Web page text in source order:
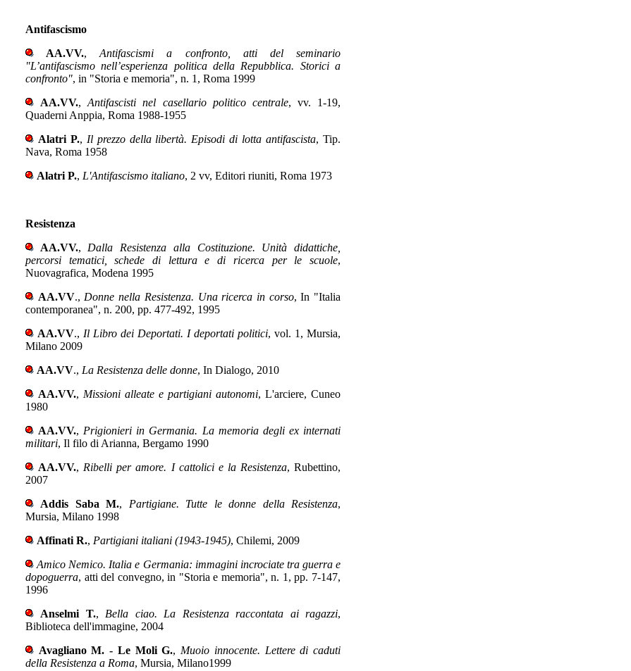
Antifascismo
AA.VV.,Antifascismi a confronto, atti del seminario
"L’antifascismo nell’esperienza politica della Repubblica. Storici a
confronto", in "Storia e memoria", n. 1, Roma 1999
AA.VV.,Antifascisti nel casellario politico centrale, vv. 1-19,
Quaderni Anppia, Roma 1988-1955
Alatri P., Il prezzo della libertà. Episodi di lotta antifascista, Tip.
Nava, Roma 1958
Alatri P., L'Antifascismo italiano, 2 vv, Editori riuniti, Roma 1973
Resistenza
AA.VV., Dalla Resistenza alla Costituzione. Unità didattiche,
percorsi tematici, schede di lettura e di ricerca per le scuole,
Nuovagrafica, Modena 1995
AA.VV., Donne nella Resistenza. Una ricerca in corso, In "Italia
contemporanea", n. 200, pp. 477-492, 1995
AA.VV., Il Libro dei Deportati. I deportati politici, vol. 1, Mursia,
Milano 2009
AA.VV., La Resistenza delle donne, In Dialogo, 2010
AA.VV., Missioni alleate e partigiani autonomi, L'arciere, Cuneo
1980
AA.VV., Prigionieri in Germania. La memoria degli ex internati
militari, Il filo di Arianna, Bergamo 1990
AA.VV., Ribelli per amore. I cattolici e la Resistenza, Rubettino,
2007
Addis Saba M., Partigiane. Tutte le donne della Resistenza,
Mursia, Milano 1998
Affinati R., Partigiani italiani (1943-1945), Chilemi, 2009
Amico Nemico. Italia e Germania: immagini incrociate tra guerra e
dopoguerra, atti del convegno, in "Storia e memoria", n. 1, pp. 7-147,
1996
Anselmi T., Bella ciao. La Resistenza raccontata ai ragazzi,
Biblioteca dell'immagine, 2004
Avagliano M. - Le Moli G., Muoio innocente. Lettere di caduti
della Resistenza a Roma, Mursia, Milano1999